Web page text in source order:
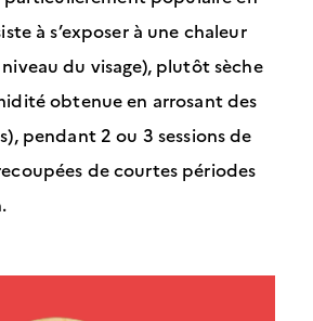
à s’exposer à une chaleur
du visage), plutôt sèche
obtenue en arrosant des
pendant 2 ou 3 sessions de
de courtes périodes